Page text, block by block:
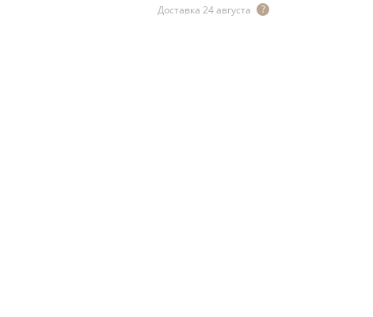
Доставка 24 августа